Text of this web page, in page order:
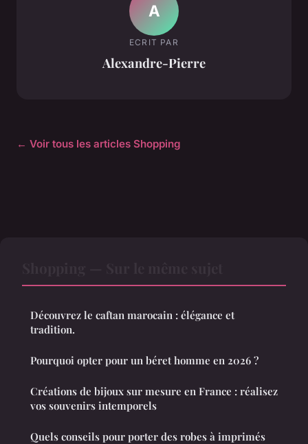
A
ECRIT PAR
Alexandre-Pierre
← Voir tous les articles Shopping
Découvrez le caftan marocain : élégance et
tradition.
Pourquoi opter pour un béret homme en 2026 ?
Créations de bijoux sur mesure en France : réalisez
vos souvenirs intemporels
Quels conseils pour porter des robes à imprimés